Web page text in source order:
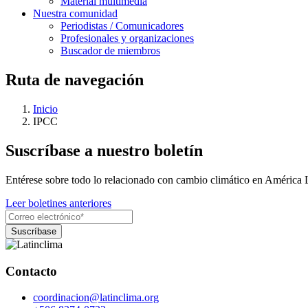
Nuestra comunidad
Periodistas / Comunicadores
Profesionales y organizaciones
Buscador de miembros
Ruta de navegación
Inicio
IPCC
Suscríbase a nuestro boletín
Entérese sobre todo lo relacionado con cambio climático en América
Leer boletines anteriores
Contacto
coordinacion@latinclima.org